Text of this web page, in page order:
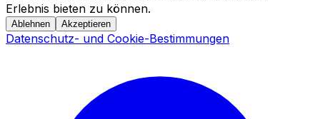
Erlebnis bieten zu können.
Ablehnen Akzeptieren
Datenschutz- und Cookie-Bestimmungen